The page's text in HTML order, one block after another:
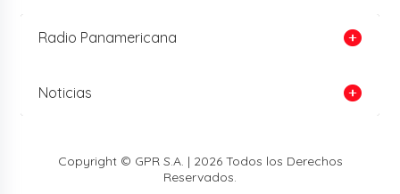
Radio Panamericana
Noticias
Copyright © GPR S.A. | 2026 Todos los Derechos
Reservados.